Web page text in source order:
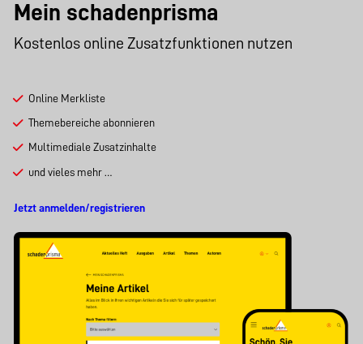
Mein schadenprisma
Kostenlos online Zusatzfunktionen nutzen
Online Merkliste
Themebereiche abonnieren
Multimediale Zusatzinhalte
und vieles mehr …
Jetzt anmelden/registrieren